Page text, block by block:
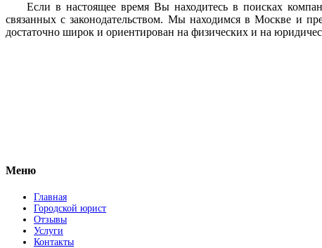
Если в настоящее время Вы находитесь в поисках
связанных с законодательством. Мы находимся в Москве и
достаточно широк и ориентирован на физических и на
Меню
Главная
Городской юрист
Отзывы
Услуги
Контакты